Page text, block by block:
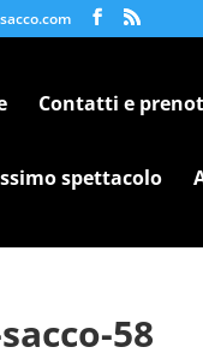
Contatti e
spettacolo
58